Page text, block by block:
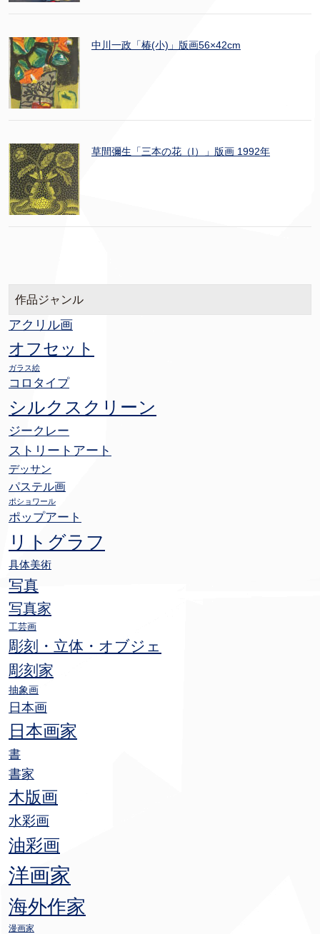
中川一政「椿(小)」版画56×42cm
草間彌生「三本の花（I）」版画 1992年
作品ジャンル
アクリル画
オフセット
ガラス絵
コロタイプ
シルクスクリーン
ジークレー
ストリートアート
デッサン
パステル画
ポショワール
ポップアート
リトグラフ
具体美術
写真
写真家
工芸画
彫刻・立体・オブジェ
彫刻家
抽象画
日本画
日本画家
書
書家
木版画
水彩画
油彩画
洋画家
海外作家
漫画家